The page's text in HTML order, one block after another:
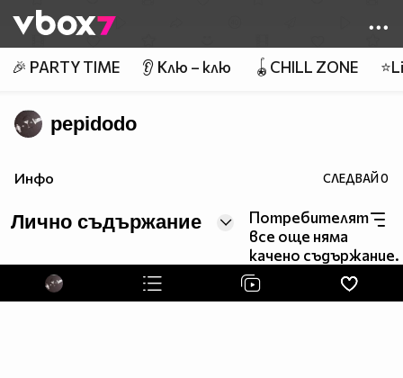
👾
🎉 PARTY TIME 👂 Клю – клю 🪀CHILL ZONE
pepidodo
Инфо СЛЕДВАЙ0
Лично съдържание
Потребителят
все още няма
качено съдържание.